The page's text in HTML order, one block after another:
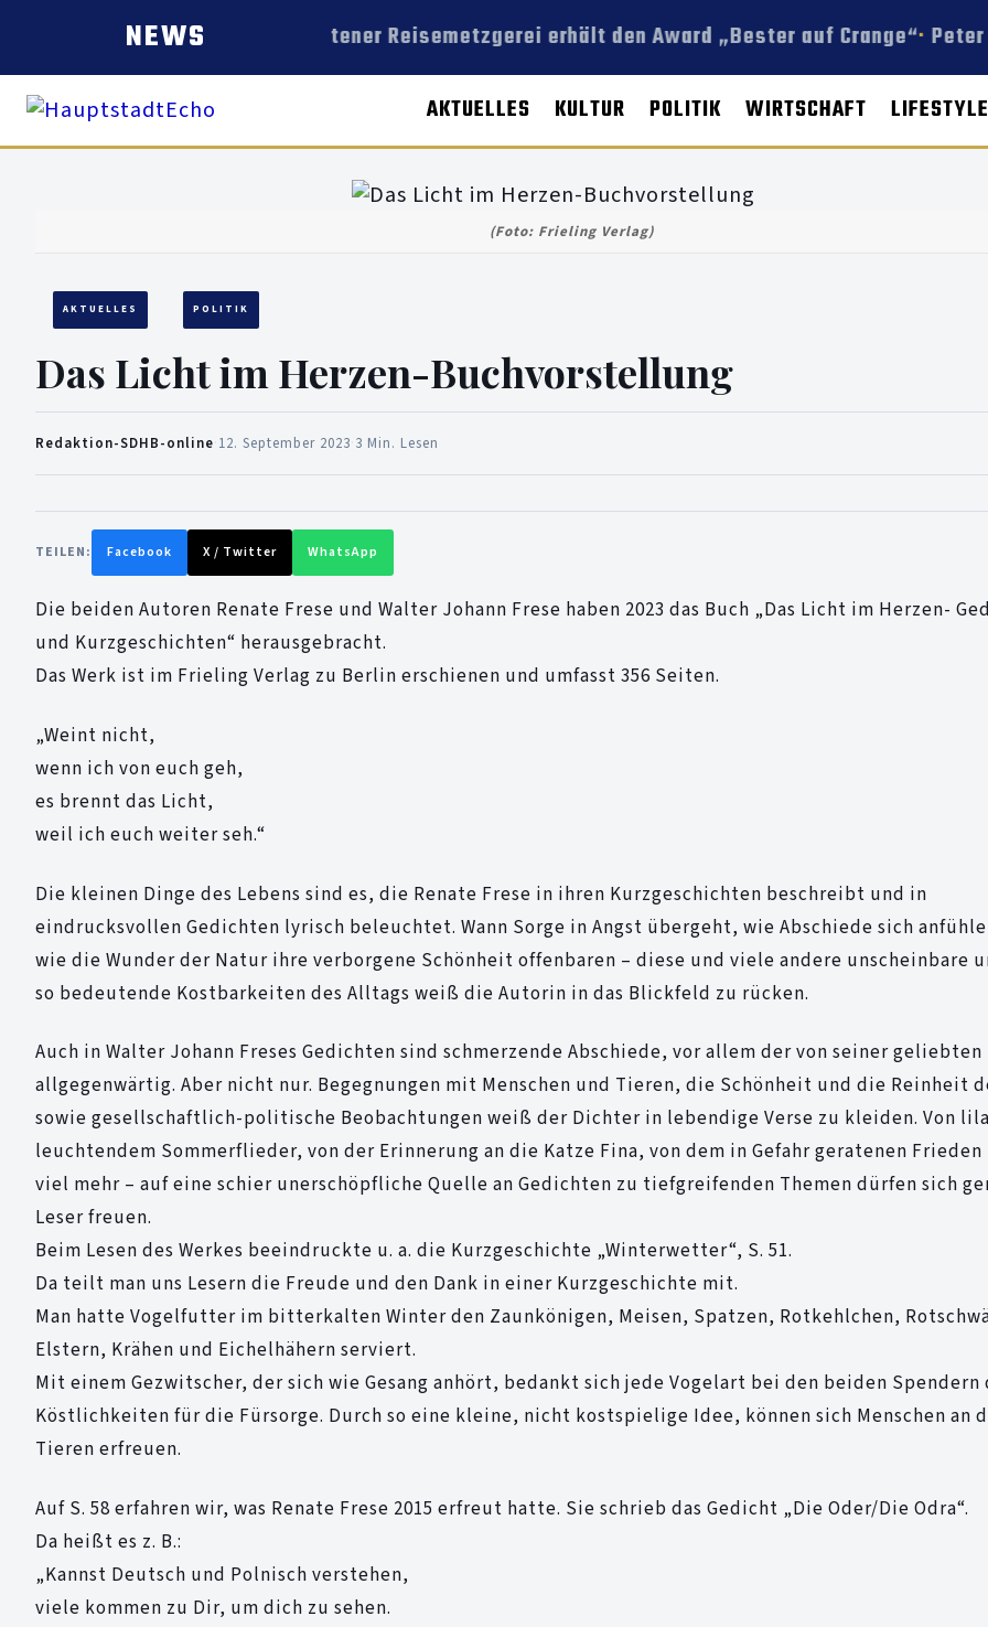
NEWS Dorstener Reisemetzgerei erhält den Award „Bester auf Crange“ Peter
AKTUELLES KULTUR POLITIK WIRTSCHAFT LIFESTYLE
(Foto: Frieling Verlag)
AKTUELLES POLITIK
Das Licht im Herzen-Buchvorstellung
Redaktion-SDHB-online 12. September 2023 3 Min. Lesen
TEILEN: Facebook X / Twitter WhatsApp
Die beiden Autoren Renate Frese und Walter Johann Frese haben 2023 das Buch „Das Licht im Herzen-
und Kurzgeschichten“ herausgebracht.
Das Werk ist im Frieling Verlag zu Berlin erschienen und umfasst 356 Seiten.
„Weint nicht,
wenn ich von euch geh,
es brennt das Licht,
weil ich euch weiter seh.“
Die kleinen Dinge des Lebens sind es, die Renate Frese in ihren Kurzgeschichten beschreibt und in
eindrucksvollen Gedichten lyrisch beleuchtet. Wann Sorge in Angst übergeht, wie Abschiede sich
wie die Wunder der Natur ihre verborgene Schönheit offenbaren – diese und viele andere unscheinbare
so bedeutende Kostbarkeiten des Alltags weiß die Autorin in das Blickfeld zu rücken.
Auch in Walter Johann Freses Gedichten sind schmerzende Abschiede, vor allem der von seiner geliebten
allgegenwärtig. Aber nicht nur. Begegnungen mit Menschen und Tieren, die Schönheit und die Reinheit
sowie gesellschaftlich-politische Beobachtungen weiß der Dichter in lebendige Verse zu kleiden. Von
leuchtendem Sommerflieder, von der Erinnerung an die Katze Fina, von dem in Gefahr geratenen Frieden
viel mehr – auf eine schier unerschöpfliche Quelle an Gedichten zu tiefgreifenden Themen dürfen sich
Leser freuen.
Beim Lesen des Werkes beeindruckte u. a. die Kurzgeschichte „Winterwetter“, S. 51.
Da teilt man uns Lesern die Freude und den Dank in einer Kurzgeschichte mit.
Man hatte Vogelfutter im bitterkalten Winter den Zaunkönigen, Meisen, Spatzen, Rotkehlchen,
Elstern, Krähen und Eichelhähern serviert.
Mit einem Gezwitscher, der sich wie Gesang anhört, bedankt sich jede Vogelart bei den beiden
Köstlichkeiten für die Fürsorge. Durch so eine kleine, nicht kostspielige Idee, können sich Menschen an
Tieren erfreuen.
Auf S. 58 erfahren wir, was Renate Frese 2015 erfreut hatte. Sie schrieb das Gedicht „Die Oder/Die Odra“.
Da heißt es z. B.:
„Kannst Deutsch und Polnisch verstehen,
viele kommen zu Dir, um dich zu sehen.